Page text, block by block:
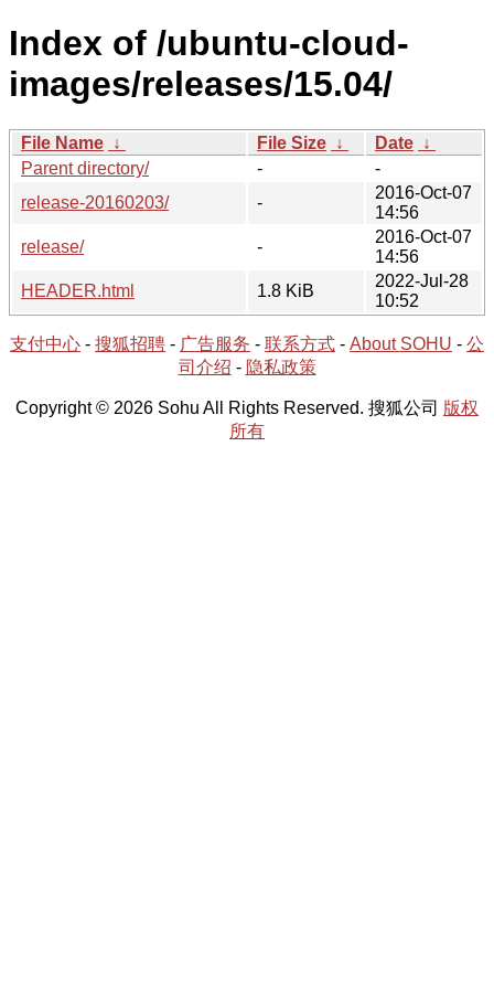
Index of /ubuntu-cloud-
images/releases/15.04/
File Name ↓ File Size ↓ Date ↓
Parent directory/
-
-
release-20160203/
-
2016-Oct-07
14:56
release/
-
2016-Oct-07
14:56
HEADER.html
1.8 KiB
2022-Jul-28
10:52
支付中心 - 搜狐招聘 - 广告服务 - 联系方式 - About SOHU - 公
司介绍 - 隐私政策
Copyright © 2026 Sohu All Rights Reserved. 搜狐公司 版权
所有